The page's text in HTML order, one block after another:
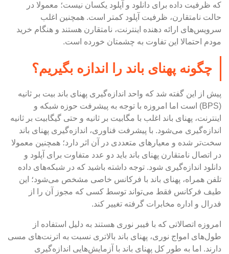
که ظرفیت داده برای دانلود و آپلود یکسان نیست؛ معمولا در
حالت نامتقارن، ظرفیت آپلود کمتر است. همچنین اغلب
سرویس‌های ارائه دهنده اینترنت، نامتقارن هستند و هنگام خرید
مودم احتمالا این تفاوت به چشمتان خورده است.
چگونه پهنای باند را اندازه بگیریم؟
پیش از این گفته شد که واحد اندازه‌گیری پهنای باند بیت بر ثانیه
(BPS) است اما امروزه با توجه به پیشرفت حوزه شبکه و
اینترنت، پهنای باند اغلب با مگابیت بر ثانیه و حتی گیگابیت بر ثانیه
اندازه‌گیری‌ می‌شود. با پیشرفت فناوری، اندازه‌گیری پهنای باند
سخت‌تر شده و معیار‌های متعددی در آن اثر دارد؛ همچنین معمولا
در اتصال نامتقارن پهنای باند باید دو عدد متفاوت برای آپلود و
دانلود اندازه‌گیری شود. توجه داشته باشید که در شبکه‌های داده
تلفن همراه، پهنای باند با فرکانس خاصی مشخص می‌شود؛ این
طیف فرکانس فقط می‌تواند توسط کسی که مجوز آن را از
فدرال و اداره مخابرات گرفته تغییر کند.
امروزه اتصالاتی که با فیبر نوری هستند به دلیل استفاده از
طول‌های امواج نوری، پهنای باند بالاتری نسبت به اترنت‌های مسی
دارند. اما به طور کل پهنای باند با آزمایش‌هایی اندازه‌گیری